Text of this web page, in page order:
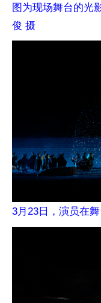
图为现场舞台的光
俊 摄
3月23日，演员在